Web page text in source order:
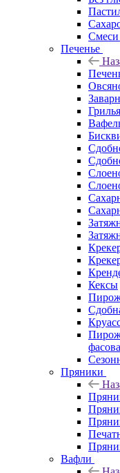
Смеси
Печенье
Кексы
Пряники
Вафли